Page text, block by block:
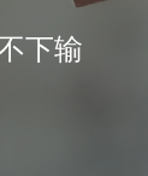
WCS 仓储控制系
下输